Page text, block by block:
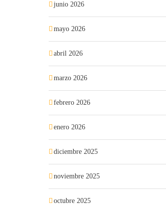
junio 2026
mayo 2026
abril 2026
marzo 2026
febrero 2026
enero 2026
diciembre 2025
noviembre 2025
octubre 2025